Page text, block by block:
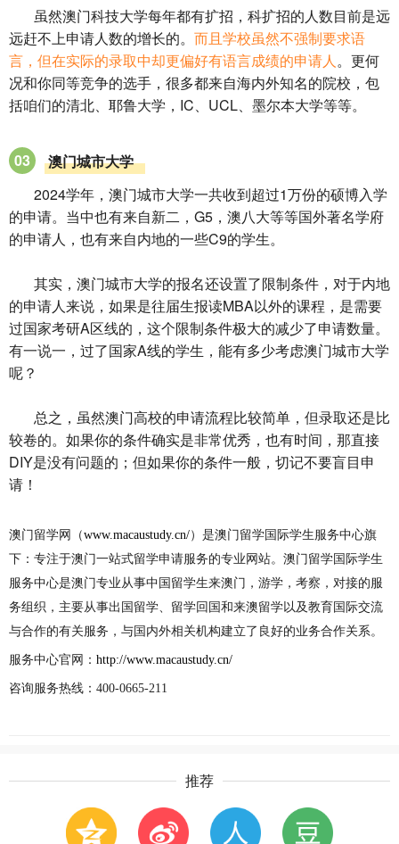
虽然澳门科技大学每年都有扩招，科扩招的人数目前是远
远赶不上申请人数的增长的。 而且学校虽然不强制要求语
言，但在实际的录取中却更偏好有语言成绩的申请人。更何
况和你同等竞争的选手，很多都来自海内外知名的院校，包
括咱们的清北、耶鲁大学，IC、UCL、墨尔本大学等等。
03
澳门城市大学
2024学年，澳门城市大学一共收到超过1万份的硕博入学
的申请。当中也有来自新二，G5，澳八大等等国外著名学府
的申请人，也有来自内地的一些C9的学生。
其实，澳门城市大学的报名还设置了限制条件，对于内地
的申请人来说，如果是往届生报读MBA以外的课程，是需要
过国家考研A区线的，这个限制条件极大的减少了申请数量。
有一说一，过了国家A线的学生，能有多少考虑澳门城市大学
呢？
总之，虽然澳门高校的申请流程比较简单，但录取还是比
较卷的。如果你的条件确实是非常优秀，也有时间，那直接
DIY是没有问题的；但如果你的条件一般，切记不要盲目申
请！
澳门留学网（www.macaustudy.cn/） 是澳门留学国际学生服务中心旗
下：专注于澳门一站式留学申请服务的专业网站。澳门留学国际学生
服务中心是澳门专业从事中国留学生来澳门，游学，考察，对接的服
务组织，主要从事出国留学、留学回国和来澳留学以及教育国际交流
与合作的有关服务，与国内外相关机构建立了良好的业务合作关系。
服务中心官网： http://www.macaustudy.cn/
咨询服务热线： 400-0665-211
推荐